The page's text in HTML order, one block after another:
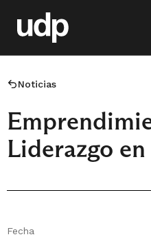
Noticias
Liderazgo
Fecha